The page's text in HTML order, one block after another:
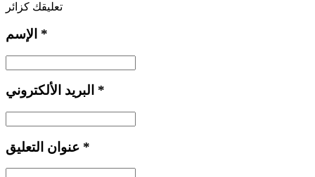
تعليقك كزائر
*
*
*